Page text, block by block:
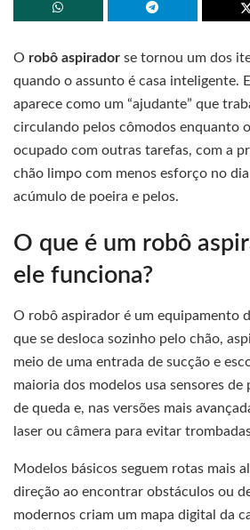
O robô aspirador se tornou um dos
quando o assunto é casa inteligente.
aparece como um “ajudante” que
circulando pelos cômodos enquanto
ocupado com outras tarefas, com a
chão limpo com menos esforço no
acúmulo de poeira e pelos.
O que é um robô
ele funciona?
O robô aspirador é um equipamento
que se desloca sozinho pelo chão,
meio de uma entrada de sucção e
maioria dos modelos usa sensores de
de queda e, nas versões mais
laser ou câmera para evitar
Modelos básicos seguem rotas mais
direção ao encontrar obstáculos ou
modernos criam um mapa digital da